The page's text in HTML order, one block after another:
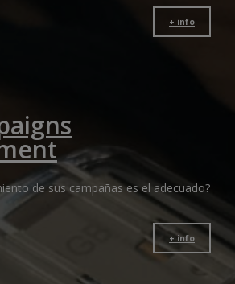
+ info
de sus campañas es el adecuado?
+ info